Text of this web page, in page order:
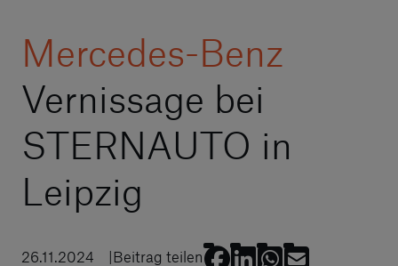
Mercedes-Benz
Vernissage bei
STERNAUTO in
Leipzig
26.11.2024 Beitrag teilen